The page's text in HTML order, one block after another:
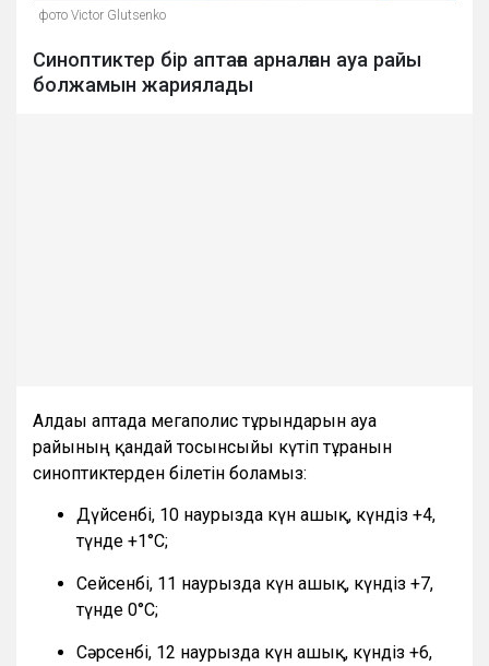
фото Victor Glutsenko
Синоптиктер бір аптаға арналған ауа райы
болжамын жариялады
Алдағы аптада мегаполис тұрғындарын ауа
райының қандай тосынсыйы күтіп тұрғанын
синоптиктерден білетін боламыз:
Дүйсенбі, 10 наурызда күн ашық, күндіз +4,
түнде +1°C;
Сейсенбі, 11 наурызда күн ашық, күндіз +7,
түнде 0°C;
Сәрсенбі, 12 наурызда күн ашық, күндіз +6,